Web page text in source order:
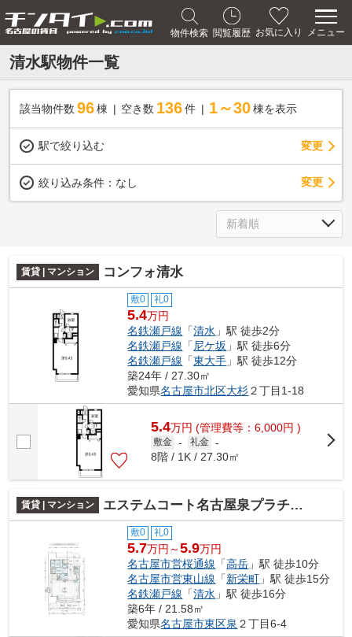
物件検索 閲覧履歴 お気に入り メニュー
清水駅物件一覧
該当物件数 96棟 空き数 136 件 1～30 棟を表示
駅で絞り込む 変更
絞り込み条件： なし 変更
賃貸 | マンション コンフォ清水
敷0 礼0
5.4万円
名鉄瀬戸線 「清水 」駅 徒歩2分
名鉄瀬戸線 「尼ケ坂 」駅 徒歩6分
名鉄瀬戸線 「東大手 」駅 徒歩12分
築24年 / 27.30㎡
愛知県名古屋市北区大杉２丁目1-18
5.4万円 (管理費等：6,000円 )
敷金 - 礼金 -
8階 / 1K / 27.30㎡
賃貸 | マンション エステムコート名古屋泉プラチナムゲート
敷0 礼0
5.7万円～5.9万円
名古屋市営桜通線 「高岳 」駅 徒歩10分
名古屋市営東山線 「新栄町 」駅 徒歩15分
名鉄瀬戸線 「清水 」駅 徒歩16分
築6年 / 21.58㎡
愛知県名古屋市東区泉 ２丁目6-4